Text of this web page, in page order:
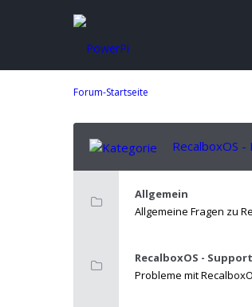
Forum-Startseite
RecalboxOS
Allgemein
Allgemeine Fragen zu
RecalboxOS - Support
Probleme mit